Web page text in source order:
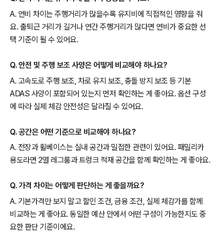
A. 연비 차이는 주행거리가 많을수록 유지비에 직접적인 영향을 줘
요. 출퇴근 거리가 길거나 연간 주행거리가 많다면 연비가 중요한 선
택 기준이 될 수 있어요.
Q. 안전 및 주행 보조 사양은 어떻게 비교해야 하나요?
A. 고속도로 주행 보조, 차로 유지 보조, 충돌 방지 보조 등 기본
ADAS 사양이 포함되어 있는지 먼저 확인하는 게 좋아요. 옵션 구성
에 따라 실제 체감 안전성은 달라질 수 있어요.
Q. 공간은 어떤 기준으로 비교해야 하나요?
A. 전장과 휠베이스는 실내 공간과 밀접한 관련이 있어요. 패밀리카
용도라면 2열 레그룸과 트렁크 적재 공간을 함께 확인하는 게 좋아요.
Q. 가격 차이는 어떻게 판단하는 게 좋을까요?
A. 기본가격만 보지 말고 할인 조건, 금융 조건, 실제 체감가를 함께
비교하는 게 좋아요. 동일한 예산 안에서 어떤 구성이 가능한지도 중
요한 판단 기준이에요.